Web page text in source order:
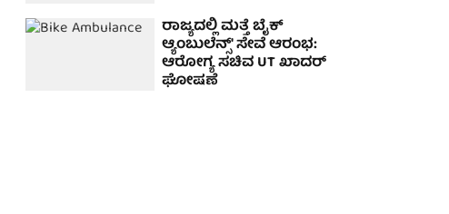
ರಾಜ್ಯದಲ್ಲಿ ಮತ್ತೆ ಬೈಕ್
ಆ್ಯಂಬುಲೆನ್ಸ್' ಸೇವೆ ಆರಂಭ:
ಆರೋಗ್ಯ ಸಚಿವ UT ಖಾದರ್
ಘೋಷಣೆ